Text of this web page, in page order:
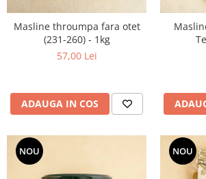
Masline throumpa fara otet
(231-260) - 1kg
57,00 Lei
ADAUGA IN COS
NOU NOU